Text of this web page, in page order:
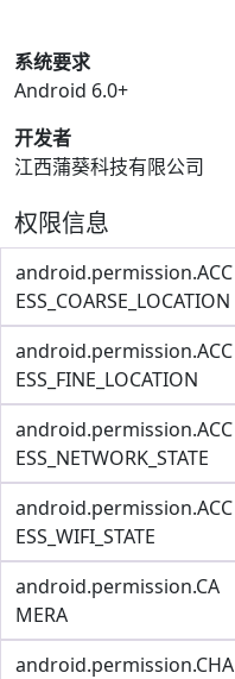
系统要求
Android 6.0+
开发者
江西蒲葵科技有限公司
权限信息
android.permission.ACC
ESS_COARSE_LOCATION
android.permission.ACC
ESS_FINE_LOCATION
android.permission.ACC
ESS_NETWORK_STATE
android.permission.ACC
ESS_WIFI_STATE
android.permission.CA
MERA
android.permission.CHA